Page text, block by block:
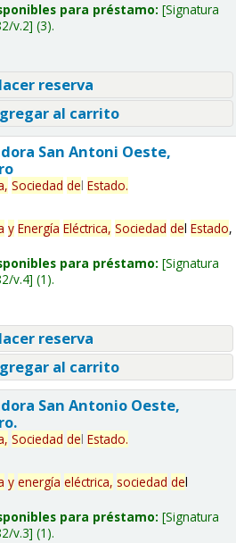
para préstamo: Signatura
v.2 (3).
reserva
al carrito
San Antoni Oeste,
Sociedad del Estado.
y Energía Eléctrica, Sociedad del Estado,
para préstamo: Signatura
v.4 (1).
reserva
al carrito
San Antonio Oeste,
Sociedad del Estado.
y energía eléctrica, sociedad del
para préstamo: Signatura
v.3 (1).